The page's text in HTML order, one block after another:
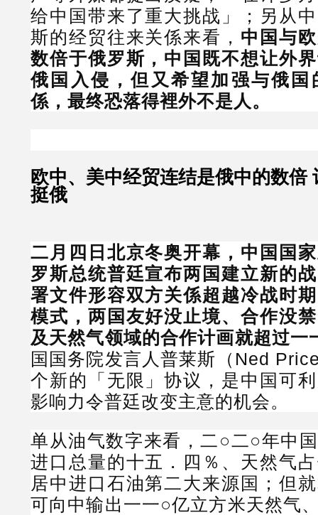
给中国带来了重大挑战」；另从
斯的经贸往来关係来看， 中国与
数倍于俄罗斯，中国既不想让外
俄国入侵，但又希望加强与俄国
係，最终恐落得裡外不是人。
欧中、美中经贸连结是俄中的数倍
挺俄
二月四日北京冬奥开幕，中国国
罗斯总统普廷宣布两国建立新的
署文件形容双方关係超越冷战时
模式，两国友好没止境、合作没
及天然气领域的合作计画就超过一
国国务院发言人普莱斯（Ned
个新的「无限」协议，是中国可
影响力令普廷改变主意的机会。
单从油气数字来看，二○二○年中
进口总量的十五．四％、天然气
居中进口石油第二大来源国；但
可向中输出一一○亿立方米天然气